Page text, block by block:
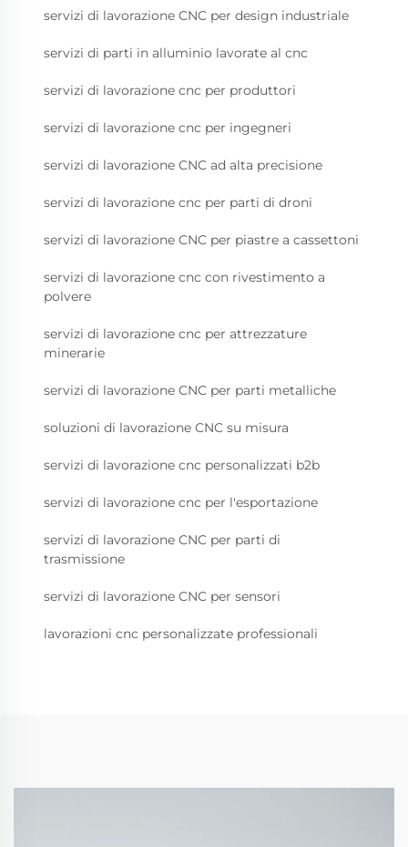
servizi di lavorazione CNC per design industriale
servizi di parti in alluminio lavorate al cnc
servizi di lavorazione cnc per produttori
servizi di lavorazione cnc per ingegneri
servizi di lavorazione CNC ad alta precisione
servizi di lavorazione cnc per parti di droni
servizi di lavorazione CNC per piastre a cassettoni
servizi di lavorazione cnc con rivestimento a
polvere
servizi di lavorazione cnc per attrezzature
minerarie
servizi di lavorazione CNC per parti metalliche
soluzioni di lavorazione CNC su misura
servizi di lavorazione cnc personalizzati b2b
servizi di lavorazione cnc per l'esportazione
servizi di lavorazione CNC per parti di
trasmissione
servizi di lavorazione CNC per sensori
lavorazioni cnc personalizzate professionali